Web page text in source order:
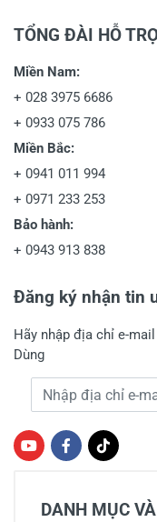
TỔNG ĐÀI HỖ
Miền Nam:
+ 028 3975 6686
+ 0933 075 786
Miền Bắc:
+ 0941 011 994
+ 0971 233 253
Bảo hành:
+ 0943 913 838
Đăng ký nhận tin
Hãy nhập địa chỉ e-
Dùng
Địa chỉ e-mail
DANH MỤC